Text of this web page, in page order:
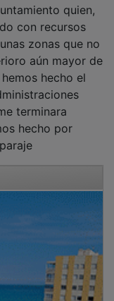
con recursos
zonas que no
aún mayor de
hecho el
terminara
hecho por